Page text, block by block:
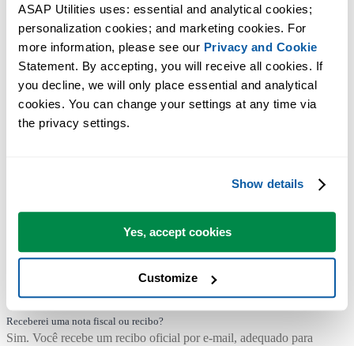
ASAP Utilities uses: essential and analytical cookies;
personalization cookies; and marketing cookies. For
more information, please see our Privacy and Cookie
Statement. By accepting, you will receive all cookies. If
you decline, we will only place essential and analytical
cookies. You can change your settings at any time via
the privacy settings.
Show details
Yes, accept cookies
Customize
Sim. Sua licença inclui atualizações gratuitas por pelo menos 3 anos
para todas as versões 9.x, o que for mais longo.
Quanto posso economizar com descontos por volume?
Você pode economizar até 86% ao comprar licenças para vários
usuários.
Funciona com minha versão do Excel?
Não disponível para Excel Online, Excel para Mac ou LibreOffice.
Receberei uma nota fiscal ou recibo?
Sim. Você recebe um recibo oficial por e-mail, adequado para